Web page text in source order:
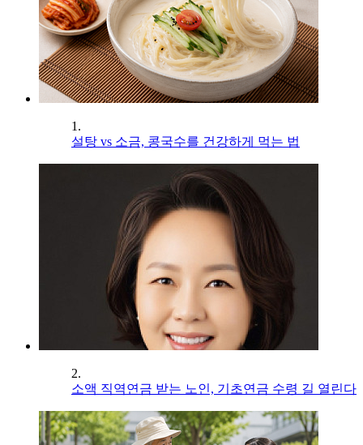
1.
설탕 vs 소금, 콩국수를 건강하게 먹는 법
2.
소액 직역연금 받는 노인, 기초연금 수령 길 열린다